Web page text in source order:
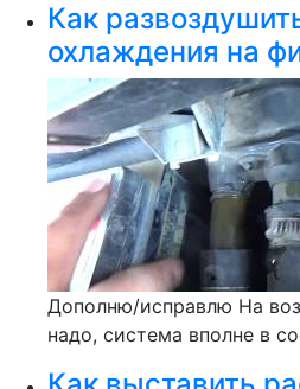
Как
охлаждения на
Дополню/исправлю На
надо, система вполне в